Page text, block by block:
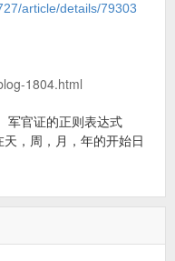
article/details/79303
1804.html
军官证的正则表达式
，周，月，年的开始日